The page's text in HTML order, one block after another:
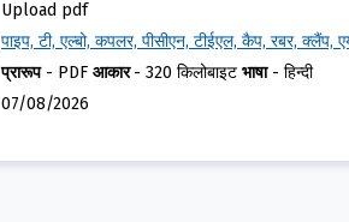
Upload pdf
पाइप, टी, एल्बो, कपलर, पीसीएन, टीईएल, कैप, रबर, क्लैंप,
प्रारूप- PDF आकार- 320 किलोबाइट भाषा- हिन्दी
07/08/2026